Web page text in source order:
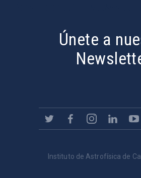
Únete a
Instituto de Astrofísica de